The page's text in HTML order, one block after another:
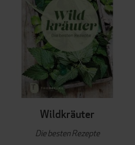
Wildkräuter
Die besten Rezepte